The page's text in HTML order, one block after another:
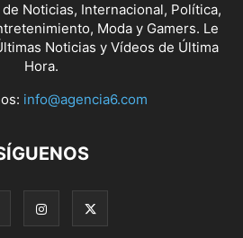
de Noticias, Internacional, Política,
Moda y Gamers. Le
Noticias y Vídeos de Última
Hora.
info@agencia6.com